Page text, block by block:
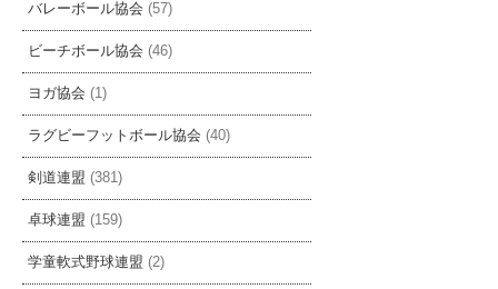
バレーボール協会 (57)
ビーチボール協会 (46)
ヨガ協会 (1)
ラグビーフットボール協会 (40)
剣道連盟 (381)
卓球連盟 (159)
学童軟式野球連盟 (2)